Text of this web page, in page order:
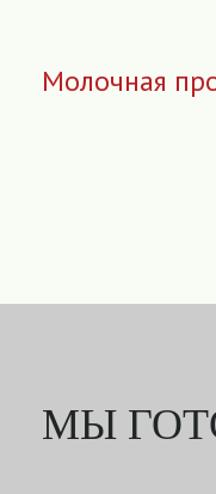
Молочная
МЫ